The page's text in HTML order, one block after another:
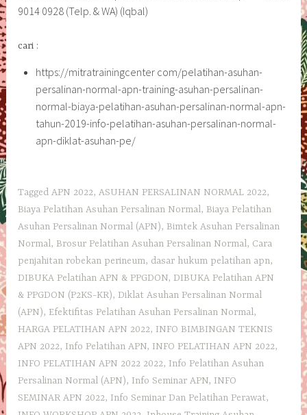
9014 0928 (Telp. & WA) (Iqbal)
cari :
https://mitratrainingcenter com/pelatihan-asuhan-
persalinan-normal-apn-training-asuhan-persalinan-
normal-biaya-pelatihan-asuhan-persalinan-normal-apn-
tahun-2019-info-pelatihan-asuhan-persalinan-normal-
apn-diklat-asuhan-pe/
TaggedAPN 2022,ASUHAN PERSALINAN NORMAL 2022,
Biaya Pelatihan Asuhan Persalinan Normal, Biaya Pelatihan
Asuhan Persalinan Normal (APN), Bimtek Asuhan Persalinan
Normal, Brosur Pelatihan Asuhan Persalinan Normal, Cara
penjahitan robekan perineum, dasar hukum pelatihan apn,
DIBUKA Pelatihan APN & PPGDON,DIBUKA Pelatihan APN
& PPGDON (P2KS-KR),Diklat Asuhan Persalinan Normal
(APN), Efektifitas Pelatihan Asuhan Persalinan Normal,
HARGA PELATIHAN APN 2022, INFO BIMBINGAN TEKNIS
APN 2022, Info Pelatihan APN, INFO PELATIHAN APN 2022,
INFO PELATIHAN APN 2022 2022, Info Pelatihan Asuhan
Persalinan Normal (APN), Info Seminar APN, INFO
SEMINAR APN 2022, Info Seminar Dan Pelatihan Perawat,